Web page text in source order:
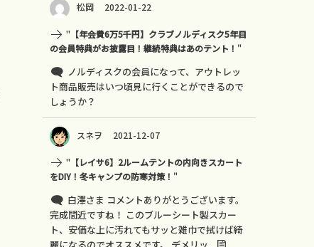
松岡 2022-01-22
" 【年会費6万5千円】クラブノルディスク5年目
の会員特典がお披露目！継続特典はあのテント！ "
ノルディスクの会員になって、アウトレッ
ト商品販売はいつ頃見に行くことができるので
しょうか？
スネヲ 2021-12-07
" 【レイサ6】2ルームテントの内向きスカート
をDIY！冬キャンプの防寒対策！ "
白澤さま コメントありがとうございます。
完成間近ですね！ このブルーシート製スカー
ト、安価な上に汚れてもサッと雑巾で拭けば綺